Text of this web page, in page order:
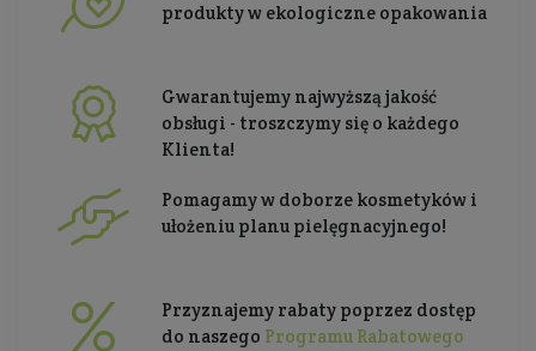
produkty w ekologiczne opakowania
Gwarantujemy najwyższą jakość
obsługi - troszczymy się o każdego
Klienta!
Pomagamy w doborze kosmetyków i
ułożeniu planu pielęgnacyjnego!
Przyznajemy rabaty poprzez dostęp
do naszego Programu Rabatowego